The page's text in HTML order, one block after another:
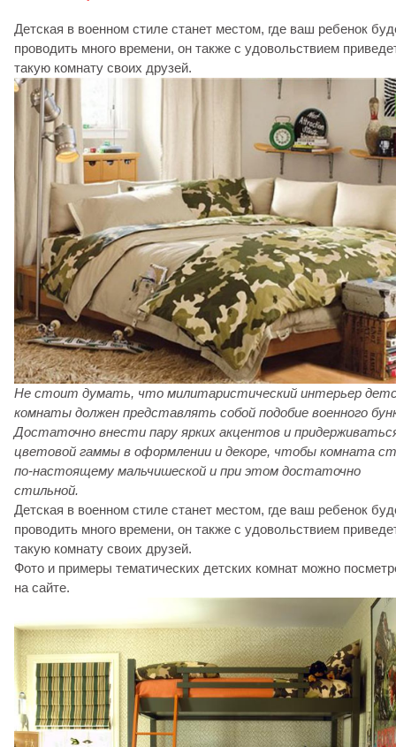
Детская в военном стиле станет местом, где ваш ребенок
проводить много времени, он также с удовольствием
такую комнату своих друзей.
Не стоит думать, что милитаристический интерьер
комнаты должен представлять собой подобие военного
Достаточно внести пару ярких акцентов и
цветовой гаммы в оформлении и декоре, чтобы комната
по-настоящему мальчишеской и при этом достаточно
стильной.
Детская в военном стиле станет местом, где ваш ребенок
проводить много времени, он также с удовольствием
такую комнату своих друзей.
Фото и примеры тематических детских комнат можно
на сайте.